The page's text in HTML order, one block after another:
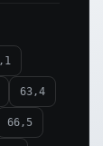
63,4
66,5